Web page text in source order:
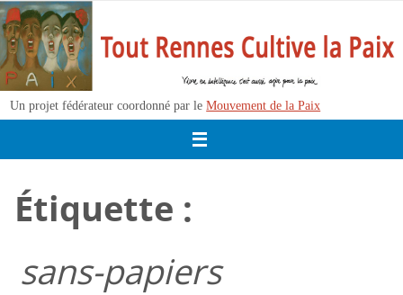
Passer
vers
le
contenu
Un projet fédérateur coordonné par leMouvement de la Paix
Étiquette :
sans-papiers